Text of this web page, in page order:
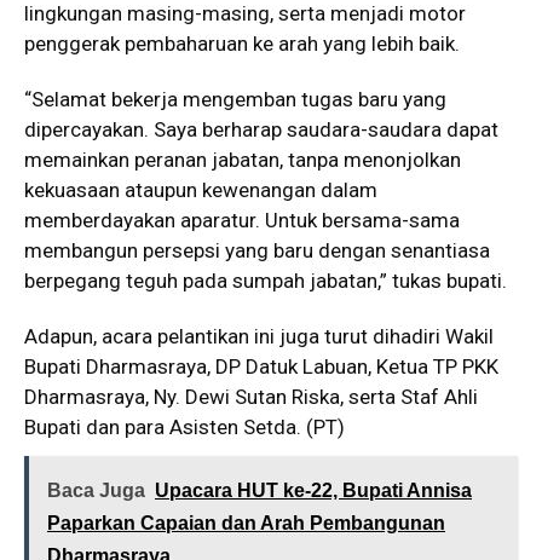
lingkungan masing-masing, serta menjadi motor
penggerak pembaharuan ke arah yang lebih baik.
“Selamat bekerja mengemban tugas baru yang
dipercayakan. Saya berharap saudara-saudara dapat
memainkan peranan jabatan, tanpa menonjolkan
kekuasaan ataupun kewenangan dalam
memberdayakan aparatur. Untuk bersama-sama
membangun persepsi yang baru dengan senantiasa
berpegang teguh pada sumpah jabatan,” tukas bupati.
Adapun, acara pelantikan ini juga turut dihadiri Wakil
Bupati Dharmasraya, DP Datuk Labuan, Ketua TP PKK
Dharmasraya, Ny. Dewi Sutan Riska, serta Staf Ahli
Bupati dan para Asisten Setda. (PT)
Baca Juga Upacara HUT ke-22, Bupati Annisa
Paparkan Capaian dan Arah Pembangunan
Dharmasraya